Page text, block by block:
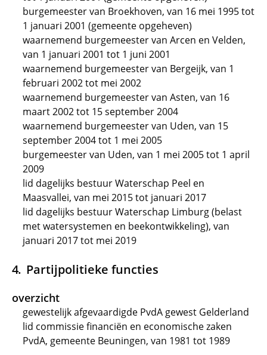
burgemeester van Broekhoven, van 16 mei 1995 tot
1 januari 2001 (gemeente opgeheven)
waarnemend burgemeester van Arcen en Velden,
van 1 januari 2001 tot 1 juni 2001
waarnemend burgemeester van Bergeijk, van 1
februari 2002 tot mei 2002
waarnemend burgemeester van Asten, van 16
maart 2002 tot 15 september 2004
waarnemend burgemeester van Uden, van 15
september 2004 tot 1 mei 2005
burgemeester van Uden, van 1 mei 2005 tot 1 april
2009
lid dagelijks bestuur Waterschap Peel en
Maasvallei, van mei 2015 tot januari 2017
lid dagelijks bestuur Waterschap Limburg (belast
met watersystemen en beekontwikkeling), van
januari 2017 tot mei 2019
Partijpolitieke functies
overzicht
gewestelijk afgevaardigde PvdA gewest Gelderland
lid commissie financiën en economische zaken
PvdA, gemeente Beuningen, van 1981 tot 1989